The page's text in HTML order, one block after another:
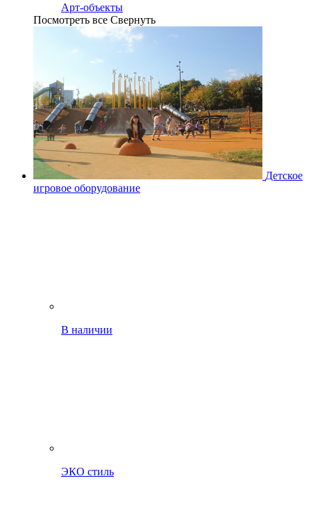
Арт-объекты
Посмотреть все Свернуть
Детское
игровое оборудование
В наличии
ЭКО стиль